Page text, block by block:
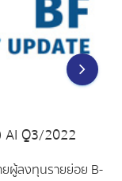
AI Q3/2022
ผู้ลงทุนรายย่อย B-